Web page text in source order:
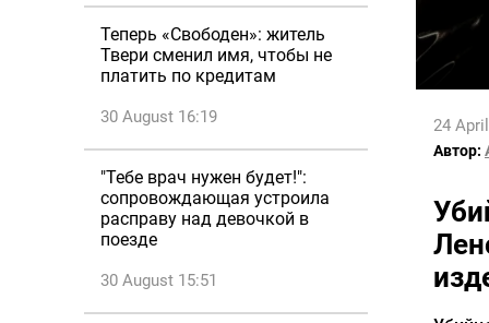
Теперь «Свободен»: житель
Твери сменил имя, чтобы не
платить по кредитам
30 August 16:19
"Тебе врач нужен будет!":
сопровождающая устроила
расправу над девочкой в
поезде
30 August 15:51
24
Автор: